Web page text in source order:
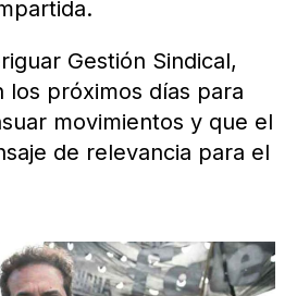
Gestión Sindical,
los próximos días para
movimientos y que el
de relevancia para el